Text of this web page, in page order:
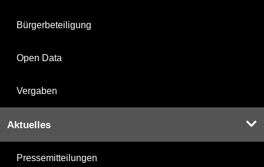
Bürgerbeteiligung
Open Data
Vergaben
Aktuelles
Pressemitteilungen